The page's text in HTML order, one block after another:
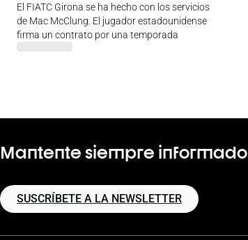
El FIATC Girona se ha hecho con los servicios
de Mac McClung. El jugador estadounidense
firma un contrato por una temporada
Mantente siempre informado
SUSCRÍBETE A LA NEWSLETTER